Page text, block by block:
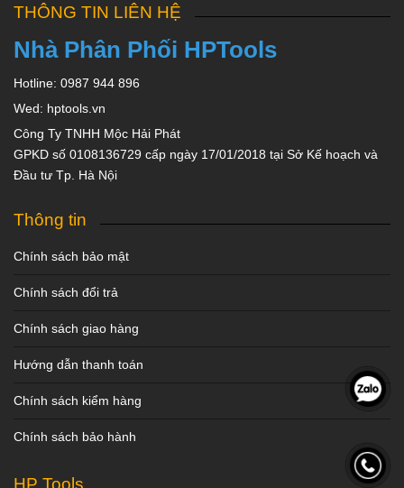
THÔNG TIN LIÊN HỆ
Nhà Phân Phối HPTools
Hotline: 0987 944 896
Wed: hptools.vn
Công Ty TNHH Mộc Hải Phát
GPKD số 0108136729 cấp ngày 17/01/2018 tại Sở Kế hoạch và
Đầu tư Tp. Hà Nội
Thông tin
Chính sách bảo mật
Chính sách đổi trả
Chính sách giao hàng
Hướng dẫn thanh toán
Chính sách kiểm hàng
Chính sách bảo hành
HP Tools